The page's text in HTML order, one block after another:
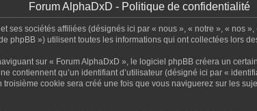
Forum AlphaDxD - Politique de confidentialité
sociétés affiliées (désignés ici par « nous », « notre », « nos
phpBB ») utilisent toutes les informations qui ont collectées lors
sur « Forum AlphaDxD », le logiciel phpBB créera un
contiennent qu’un identifiant d’utilisateur (désigné ici par «
cookie sera créé une fois que vous naviguerez sur les